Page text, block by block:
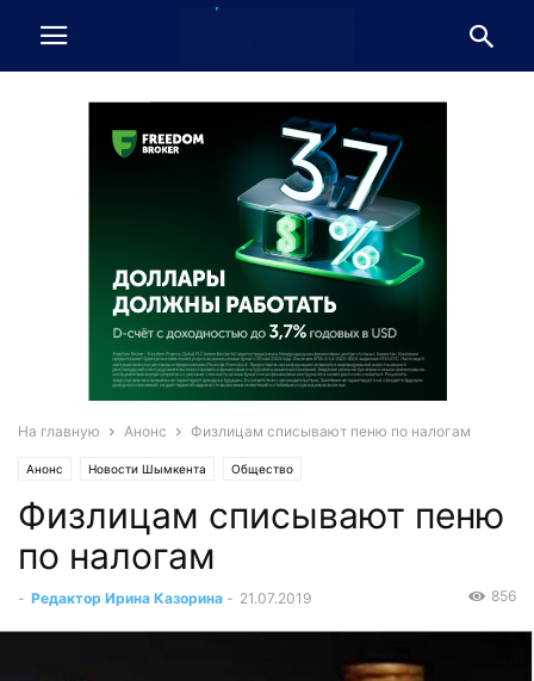
На главную Анонс Физлицам списывают пеню по налогам
Анонс Новости Шымкента Общество
Физлицам списывают пеню
по налогам
- Редактор Ирина Казорина - 21.07.2019 856